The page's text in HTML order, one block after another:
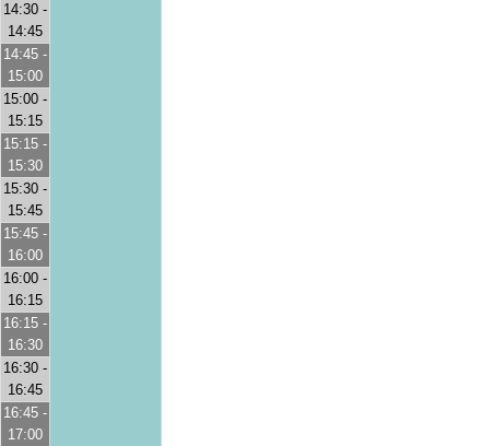
14:30 -
14:45
14:45 -
15:00
15:00 -
15:15
15:15 -
15:30
15:30 -
15:45
15:45 -
16:00
16:00 -
16:15
16:15 -
16:30
16:30 -
16:45
16:45 -
17:00